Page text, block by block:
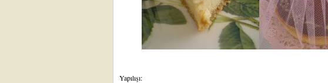
Yapılışı: